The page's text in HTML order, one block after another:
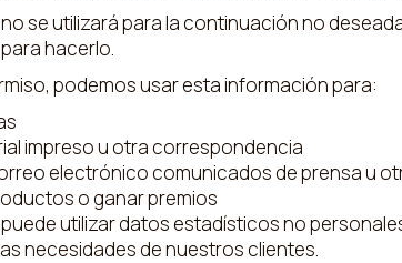
se utilizará para la continuación no
hacerlo.
podemos usar esta información para:
impreso u otra correspondencia
electrónico comunicados de prensa u
o ganar premios
utilizar datos estadísticos no
necesidades de nuestros clientes.